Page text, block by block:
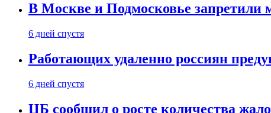
В Москве и Подмосковье запретили
6 дней спустя
Работающих удаленно россиян
6 дней спустя
ЦБ сообщил о росте количества